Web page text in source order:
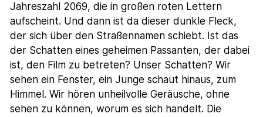
Jahreszahl 2069, die in großen roten Lettern
aufscheint. Und dann ist da dieser dunkle Fleck,
der sich über den Straßennamen schiebt. Ist das
der Schatten eines geheimen Passanten, der dabei
ist, den Film zu betreten? Unser Schatten? Wir
sehen ein Fenster, ein Junge schaut hinaus, zum
Himmel. Wir hören unheilvolle Geräusche, ohne
sehen zu können, worum es sich handelt. Die